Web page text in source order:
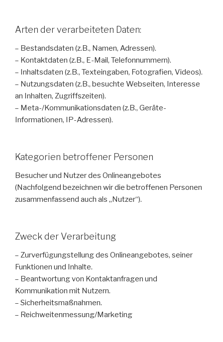
Arten der verarbeiteten Daten:
– Bestandsdaten (z.B., Namen, Adressen).
– Kontaktdaten (z.B., E-Mail, Telefonnummern).
– Inhaltsdaten (z.B., Texteingaben, Fotografien, Videos).
– Nutzungsdaten (z.B., besuchte Webseiten, Interesse
an Inhalten, Zugriffszeiten).
– Meta-/Kommunikationsdaten (z.B., Geräte-
Informationen, IP-Adressen).
Kategorien betroffener Personen
Besucher und Nutzer des Onlineangebotes
(Nachfolgend bezeichnen wir die betroffenen Personen
zusammenfassend auch als „Nutzer“).
Zweck der Verarbeitung
– Zurverfügungstellung des Onlineangebotes, seiner
Funktionen und Inhalte.
– Beantwortung von Kontaktanfragen und
Kommunikation mit Nutzern.
– Sicherheitsmaßnahmen.
– Reichweitenmessung/Marketing